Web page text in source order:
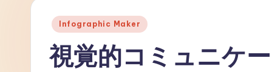
Posted
Infographic Maker
視覚的コミュニケ